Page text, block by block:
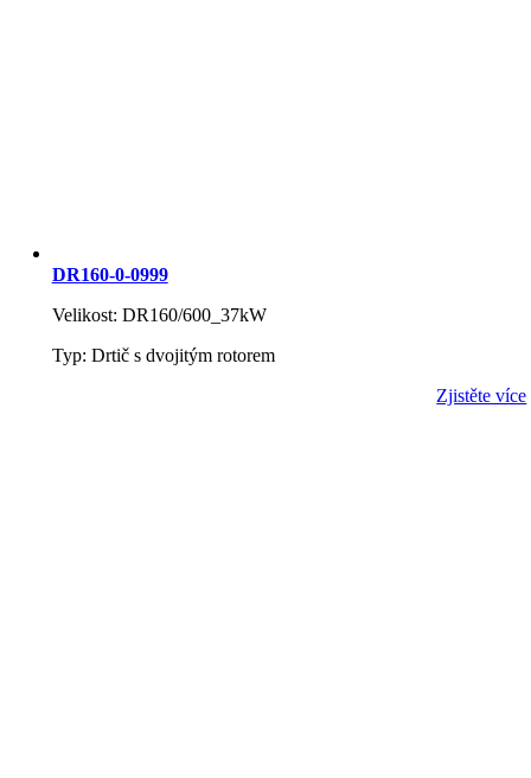
DR160-0-0999
Velikost: DR160/600_37kW
Typ: Drtič s dvojitým rotorem
Zjistěte více